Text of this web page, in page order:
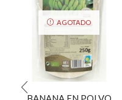
AGOTADO